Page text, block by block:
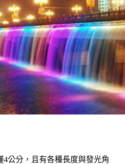
4公分，且有各種長度與發光角